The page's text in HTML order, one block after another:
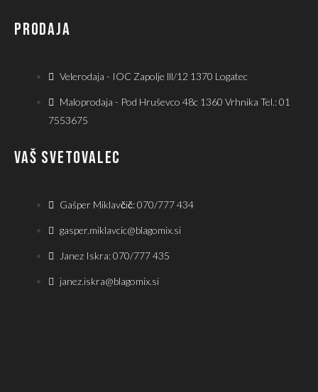
PRODAJA
Velerodaja - IOC Zapolje lll/12 1370 Logatec
Maloprodaja - Pod Hruševco 48c 1360 Vrhnika Tel.: 01
7553675
VAŠ SVETOVALEC
Gašper Miklavčič: 070/777 434
gasper.miklavcic@blagomix.si
Janez Iskra: 070/777 435
janez.iskra@blagomix.si